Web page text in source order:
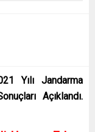
Yılı Jandarma
Açıklandı.